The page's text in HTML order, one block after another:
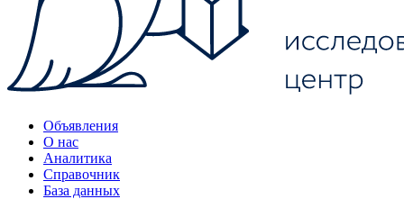
Объявления
О нас
Аналитика
Справочник
База данных